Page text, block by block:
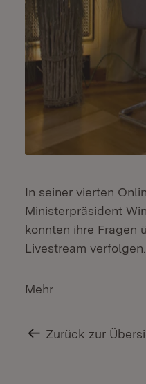
In seiner vierten
Ministerpräsident
konnten ihre Fragen
Livestream verfolgen.
Mehr
Zurück zur